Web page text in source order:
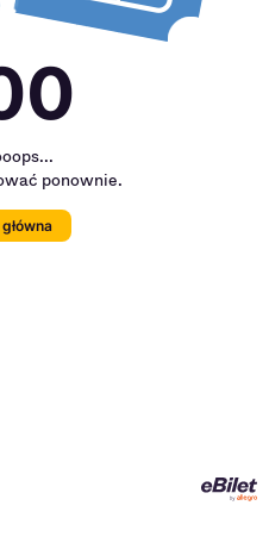
ponownie.